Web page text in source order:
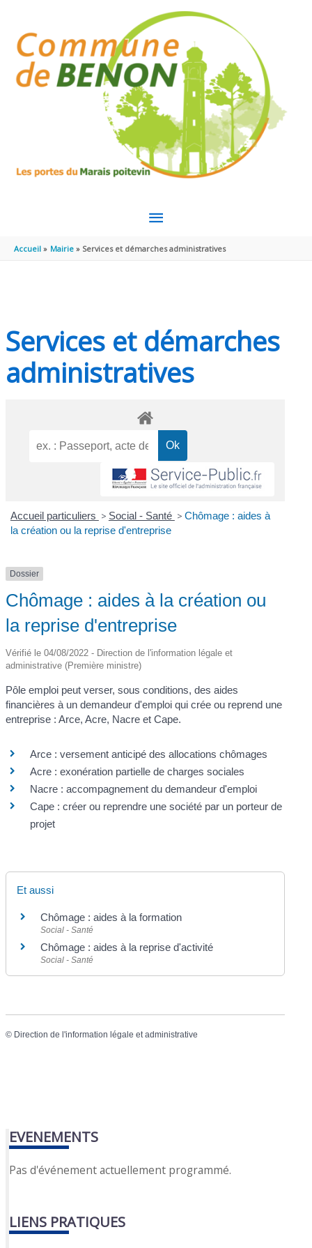
MENU
PRINCIPAL
Accueil Mairie Services et démarches administratives
Services et démarches
administratives
Accueil particuliers > Social - Santé > Chômage : aides à
la création ou la reprise d'entreprise
Dossier
Chômage : aides à la création ou
la reprise d'entreprise
Vérifié le 04/08/2022 - Direction de l'information légale et
administrative (Première ministre)
Pôle emploi peut verser, sous conditions, des aides
financières à un demandeur d'emploi qui crée ou reprend une
entreprise : Arce, Acre, Nacre et Cape.
Arce : versement anticipé des allocations chômages
Acre : exonération partielle de charges sociales
Nacre : accompagnement du demandeur d'emploi
Cape : créer ou reprendre une société par un porteur de
projet
Et aussi
Chômage : aides à la formation
Social - Santé
Chômage : aides à la reprise d'activité
Social - Santé
© Direction de l'information légale et administrative
EVENEMENTS
Pas d'événement actuellement programmé.
LIENS PRATIQUES